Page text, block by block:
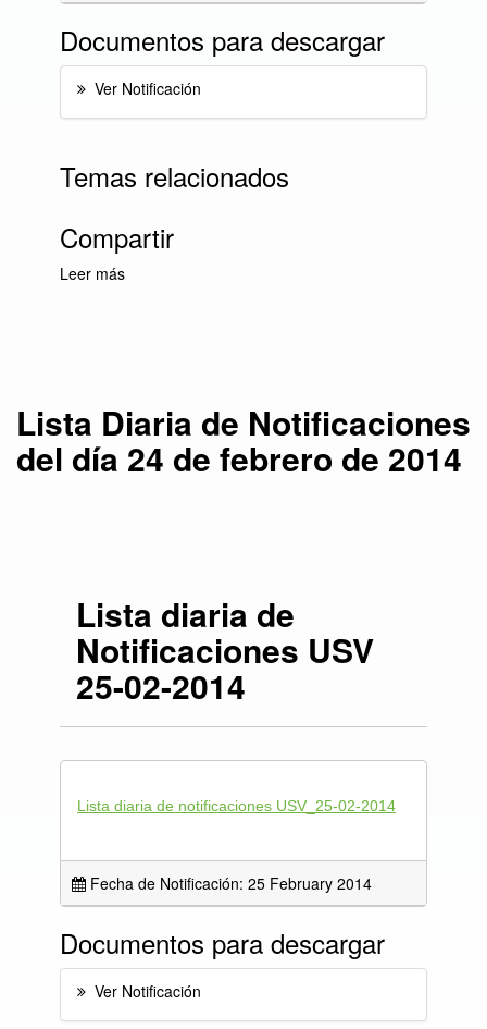
Documentos para descargar
Ver Notificación
Temas relacionados
Compartir
Leer más
Lista Diaria de Notificaciones
del día 24 de febrero de 2014
Lista diaria de
Notificaciones USV
25-02-2014
Lista diaria de notificaciones USV_25-02-2014
Fecha de Notificación: 25 February 2014
Documentos para descargar
Ver Notificación